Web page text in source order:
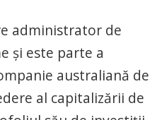
administrator de
şi este parte a
australiană de
al capitalizării de